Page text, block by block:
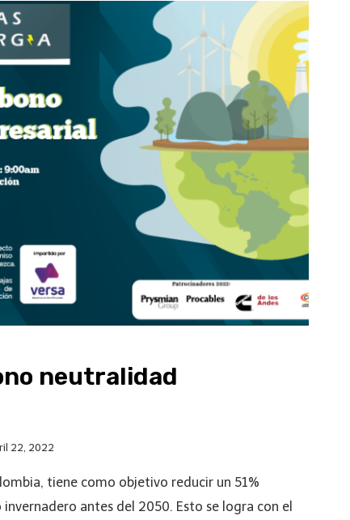
neutralidad
22, 2022
tiene como objetivo reducir un 51%
invernadero antes del 2050. Esto se logra con el